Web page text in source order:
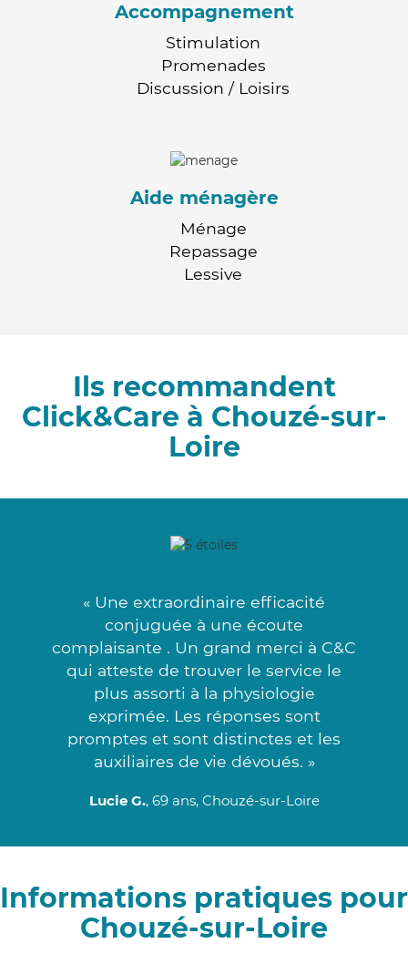
Accompagnement
Stimulation
Promenades
Discussion / Loisirs
Aide ménagère
Ménage
Repassage
Lessive
Ils recommandent
Click&Care à Chouzé-sur-
Loire
« Une extraordinaire efficacité
conjuguée à une écoute
complaisante . Un grand merci à C&C
qui atteste de trouver le service le
plus assorti à la physiologie
exprimée. Les réponses sont
promptes et sont distinctes et les
auxiliaires de vie dévoués. »
Lucie G., 69 ans, Chouzé-sur-Loire
Informations pratiques pour
Chouzé-sur-Loire